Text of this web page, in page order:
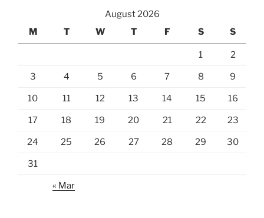
August 2026
M
T W T F S S
1 2
3 4 5 6 7 8 9
10 11 12 13 14 15 16
17 18 19 20 21 22 23
24 25 26 27 28 29 30
31
« Mar